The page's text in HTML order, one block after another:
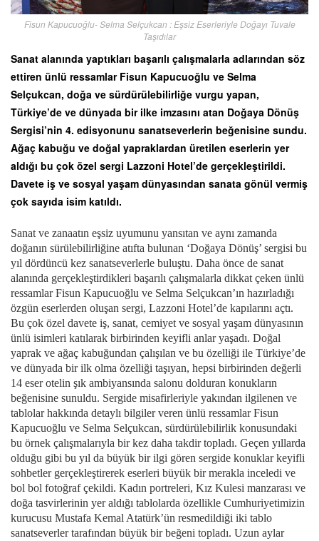
Fisun Kapucuoğlu- Selma Selçukcan : Eşsiz Eserleriyle Doğayı Tuvale
Taşıdılar
Sanat alanında yaptıkları başarılı çalışmalarla adlarından söz
ettiren ünlü ressamlar Fisun Kapucuoğlu ve Selma
Selçukcan, doğa ve sürdürülebilirliğe vurgu yapan,
Türkiye’de ve dünyada bir ilke imzasını atan Doğaya Dönüş
Sergisi’nin 4. edisyonunu sanatseverlerin beğenisine sundu.
Ağaç kabuğu ve doğal yapraklardan üretilen eserlerin yer
aldığı bu çok özel sergi Lazzoni Hotel’de gerçekleştirildi.
Davete iş ve sosyal yaşam dünyasından sanata gönül vermiş
çok sayıda isim katıldı.
Sanat ve zanaatın eşsiz uyumunu yansıtan ve aynı zamanda
doğanın sürülebilirliğine atıfta bulunan ‘Doğaya Dönüş’ sergisi bu
yıl dördüncü kez sanatseverlerle buluştu. Daha önce de sanat
alanında gerçekleştirdikleri başarılı çalışmalarla dikkat çeken ünlü
ressamlar Fisun Kapucuoğlu ve Selma Selçukcan’ın hazırladığı
özgün eserlerden oluşan sergi, Lazzoni Hotel’de kapılarını açtı.
Bu çok özel davete iş, sanat, cemiyet ve sosyal yaşam dünyasının
ünlü isimleri katılarak birbirinden keyifli anlar yaşadı. Doğal
yaprak ve ağaç kabuğundan çalışılan ve bu özelliği ile Türkiye’de
ve dünyada bir ilk olma özelliği taşıyan, hepsi birbirinden değerli
14 eser otelin şık ambiyansında salonu dolduran konukların
beğenisine sunuldu. Sergide misafirleriyle yakından ilgilenen ve
tablolar hakkında detaylı bilgiler veren ünlü ressamlar Fisun
Kapucuoğlu ve Selma Selçukcan, sürdürülebilirlik konusundaki
bu örnek çalışmalarıyla bir kez daha takdir topladı. Geçen yıllarda
olduğu gibi bu yıl da büyük bir ilgi gören sergide konuklar keyifli
sohbetler gerçekleştirerek eserleri büyük bir merakla inceledi ve
bol bol fotoğraf çekildi. Kadın portreleri, Kız Kulesi manzarası ve
doğa tasvirlerinin yer aldığı tablolarda özellikle Cumhuriyetimizin
kurucusu Mustafa Kemal Atatürk’ün resmedildiği iki tablo
sanatseverler tarafından büyük bir beğeni topladı. Uzun aylar